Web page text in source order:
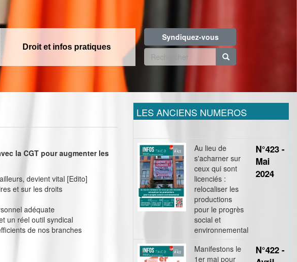
Droit et infos pratiques
Syndiquez-vous
Formulaire
recherche
la CGT pour augmenter les
devient vital [Edito]
et sur les droits
adéquate
un réel outil syndical
de nos branches
LES ANCIENS NUMEROS
Au lieu de
s'acharner sur
ceux qui sont
licenciés :
relocaliser les
productions
pour le progrès
social et
environnemental
N°423 -
Mai
2024
Manifestons le
1er mai pour
N°422 -